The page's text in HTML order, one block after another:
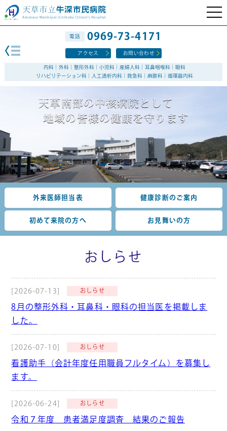
内科｜外科｜整形外科｜小児科｜産婦人科｜耳鼻咽喉科｜眼科
リハビリテーション科｜人工透析内科｜救急科｜麻酔科｜循環器内科
電話 0969-73-4171
アクセス お問い合わせ
天草南部の中核病院と して
地域の皆様の健康を守 り ます
外来医師担当表 健康診断のご案内
初めて来院の方へ お見舞いの方
おしらせ
[2026-07-13] おしらせ
8月の整形外科・耳鼻科・眼科の担当医を掲載しま
した。
[2026-07-10] おしらせ
看護助手（会計年度任用職員フルタイム）を募集し
ます。
[2026-06-24] おしらせ
令和７年度 患者満足度調査 結果のご報告